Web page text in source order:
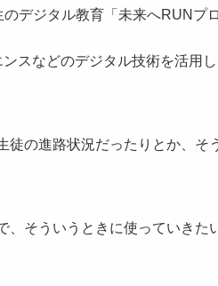
デジタル教育「未来へRUNプ
スなどのデジタル技術を活用
の進路状況だったりとか、そ
そういうときに使っていきた